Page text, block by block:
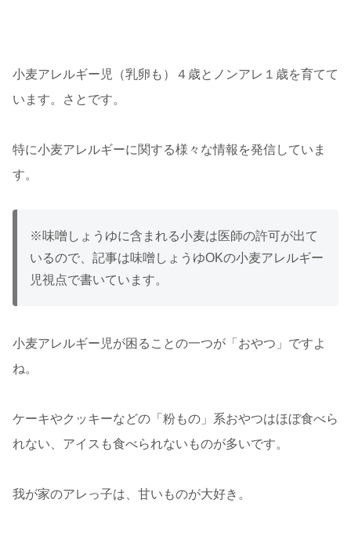
小麦アレルギー児（乳卵も）４歳とノンアレ１歳を育てて
います。さとです。
特に小麦アレルギーに関する様々な情報を発信していま
す。
※味噌しょうゆに含まれる小麦は医師の許可が出て
いるので、記事は味噌しょうゆOKの小麦アレルギー
児視点で書いています。
小麦アレルギー児が困ることの一つが「おやつ」ですよ
ね。
ケーキやクッキーなどの「粉もの」系おやつはほぼ食べら
れない、アイスも食べられないものが多いです。
我が家のアレっ子は、甘いものが大好き。